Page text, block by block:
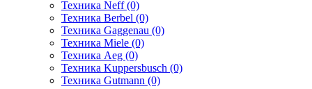
Техника Neff (0)
Техника Berbel (0)
Техника Gaggenau (0)
Техника Miele (0)
Техника Aeg (0)
Техника Kuppersbusch (0)
Техника Gutmann (0)